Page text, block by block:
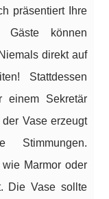
präsentiert Ihre
können
direkt auf
Stattdessen
einem Sekretär
Vase erzeugt
Stimmungen.
Marmor oder
Die Vase sollte